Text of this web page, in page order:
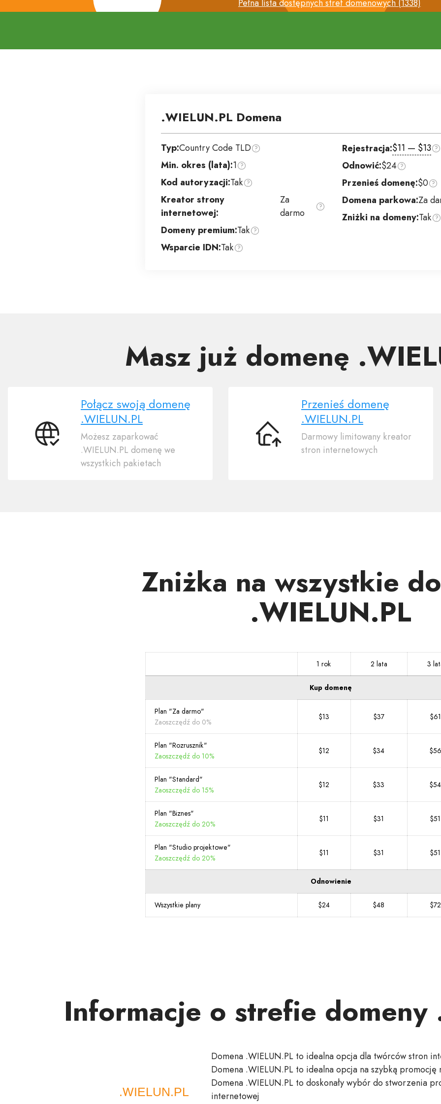
Pełna lista dostępnych stref domenowych (1338)
.WIELUN.PL Domena
Typ:Country Code TLD
Min. okres (lata):1
Kod autoryzacji:Tak
Kreator strony
internetowej:
Za
darmo
Domeny premium:Tak
Wsparcie IDN:Tak
Rejestracja:$11 — $13
Odnowić:$24
Przenieś domenę:$0
Domena parkowa:Za
Zniżki na domeny:Tak
Masz już domenę
Połącz
Połącz swoją domenę
.WIELUN.PL
Możesz zaparkować
.WIELUN.PL domenę we
wszystkich pakietach
Przenieś
Przenieś domenę
.WIELUN.PL
Darmowy limitowany kreator
stron internetowych
Zniżka na wszystkie
.WIELUN.PL
1 rok 2 lata 3
Kup domenę
Plan "Za darmo"
Zaoszczędź do 0%
$13 $37 $61
Plan "Rozrusznik"
Zaoszczędź do 10%
$12 $34 $56
Plan "Standard"
Zaoszczędź do 15%
$12 $33 $54
Plan "Biznes"
Zaoszczędź do 20%
$11 $31 $51
Plan "Studio projektowe"
Zaoszczędź do 20%
$11 $31 $51
Odnowienie
Wszystkie plany $24 $48 $72
Informacje o strefie domeny
Domena .WIELUN.PL to idealna opcja dla twórców stron
Domena .WIELUN.PL to idealna opcja na szybką promocję
Domena .WIELUN.PL to doskonały wybór do stworzenia
internetowej